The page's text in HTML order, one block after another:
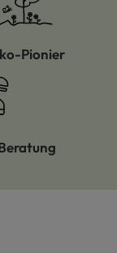
Pionier